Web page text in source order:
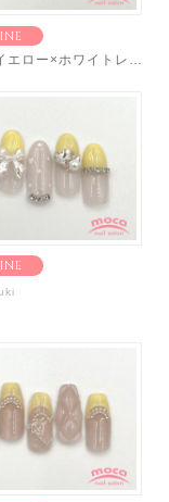
パステルイエロー×ホワイトレース